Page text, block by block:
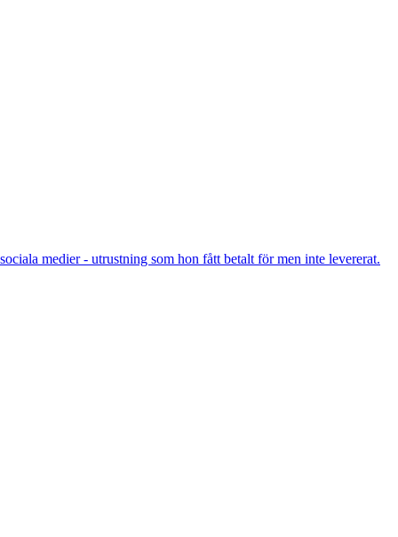
medier - utrustning som hon fått betalt för men inte levererat.